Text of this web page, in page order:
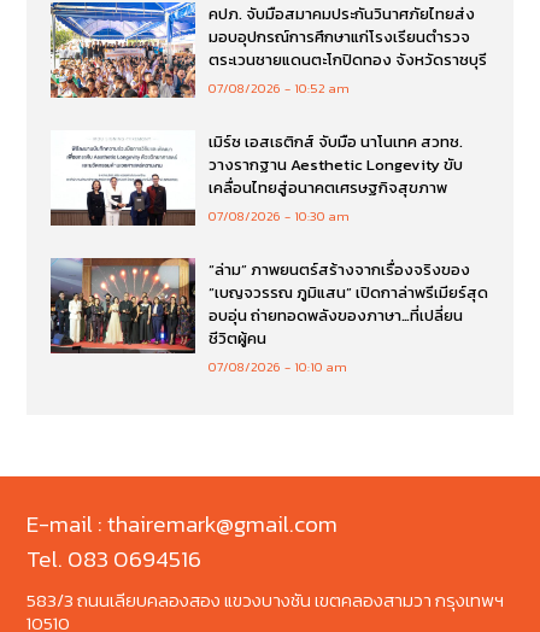
คปภ. จับมือสมาคมประกันวินาศภัยไทยส่ง
มอบอุปกรณ์การศึกษาแก่โรงเรียนตำรวจ
ตระเวนชายแดนตะโกปิดทอง จังหวัดราชบุรี
07/08/2026 10:52 am
เมิร์ซ เอสเธติกส์ จับมือ นาโนเทค สวทช.
วางรากฐาน Aesthetic Longevity ขับ
เคลื่อนไทยสู่อนาคตเศรษฐกิจสุขภาพ
07/08/2026 10:30 am
“ล่าม” ภาพยนตร์สร้างจากเรื่องจริงของ
“เบญจวรรณ ภูมิแสน” เปิดกาล่าพรีเมียร์สุด
อบอุ่น ถ่ายทอดพลังของภาษา…ที่เปลี่ยน
ชีวิตผู้คน
07/08/2026 10:10 am
E-mail : thairemark@gmail.com
Tel. 083 0694516
583/3 ถนนเลียบคลองสอง แขวงบางชัน เขตคลองสามวา กรุงเทพฯ
10510